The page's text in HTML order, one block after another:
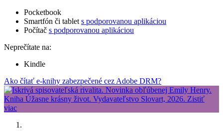
Pocketbook
Smartfón či tablet s podporovanou aplikáciou
Počítač s podporovanou aplikáciou
Neprečítate na:
Kindle
Ako čítať e-knihy zabezpečené cez Adobe DRM?